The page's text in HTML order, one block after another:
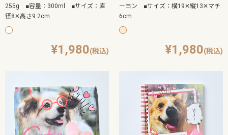
255g ■容量：300ml ■サイズ：直
径8✕高さ9.2cm
1,980
ーヨン ■サイズ：横19✕縦13✕マチ
6cm
1,980